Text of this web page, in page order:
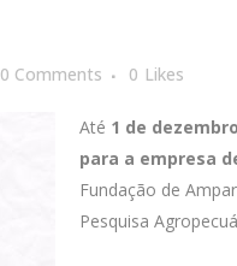
0 Comments 0 Likes
Até 1 de dezembro
para a empresa
Fundação de
Pesquisa